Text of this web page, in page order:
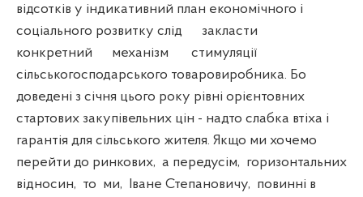
відсотків у індикативний план економічного і
соціального розвитку слід закласти
конкретний механізм стимуляції
сільськогосподарського товаровиробника. Бо
доведені з січня цього року рівні орієнтовних
стартових закупівельних цін - надто слабка втіха і
гарантія для сільського жителя. Якщо ми хочемо
перейти до ринкових, а передусім, горизонтальних
відносин, то ми, Іване Степановичу, повинні в